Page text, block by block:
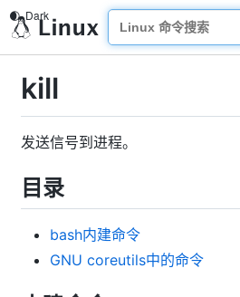
kill
发送信号到进程。
目录
bash内建命令
GNU coreutils中的命令